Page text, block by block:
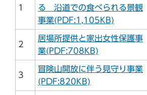
1
る 沿道での食べられる景観
事業(PDF:1,105KB)
2
居場所提供と家出女性保護事
業(PDF:708KB)
3
冒険山開放に伴う見守り事業
(PDF:820KB)